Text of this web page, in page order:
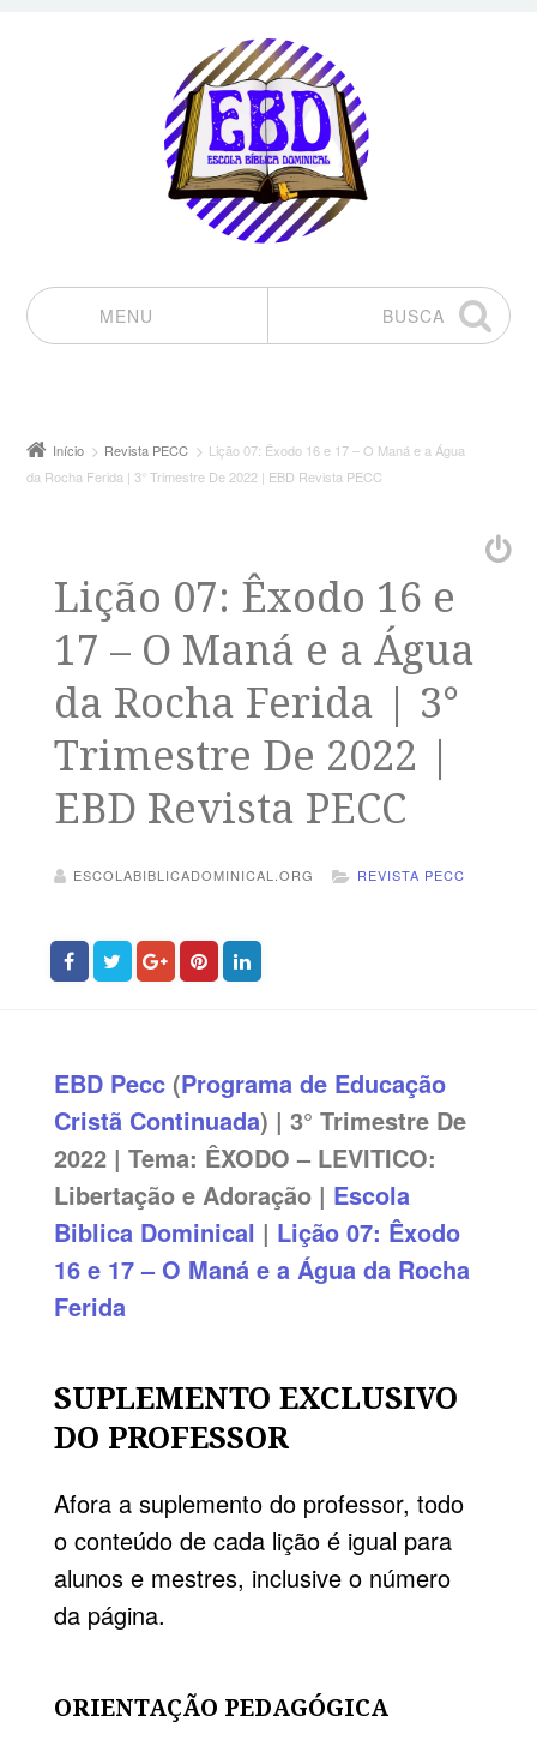
MENU
BUSCA
Início Revista PECC
Lição 07: Êxodo 16 e 17 – O Maná e a Água
da Rocha Ferida | 3° Trimestre De 2022 | EBD Revista PECC
Lição 07: Êxodo 16 e
17 – O Maná e a Água
da Rocha Ferida | 3°
Trimestre De 2022 |
EBD Revista PECC
ESCOLABIBLICADOMINICAL.ORG REVISTA PECC
EBD Pecc(Programa de Educação
Cristã Continuada) | 3° Trimestre De
2022 | Tema: ÊXODO – LEVITICO:
Libertação e Adoração | Escola
Biblica Dominical | Lição 07: Êxodo
16 e 17 – O Maná e a Água da Rocha
Ferida
SUPLEMENTO EXCLUSIVO
DO PROFESSOR
Afora a suplemento do professor, todo
o conteúdo de cada lição é igual para
alunos e mestres, inclusive o número
da página.
ORIENTAÇÃO PEDAGÓGICA